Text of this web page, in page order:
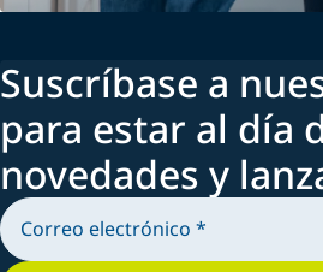
Suscríbase a
para estar al día
novedades y